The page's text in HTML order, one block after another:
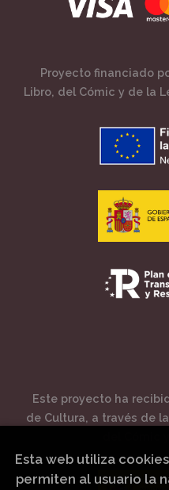
Proyecto financiado
Libro, del Cómic y de la
Este proyecto ha
de Cultura, a través de
Esta web utiliza
permiten al usuario la